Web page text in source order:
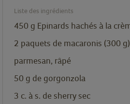
Liste des ingrédients
450 g Epinards hachés à la
2 paquets de macaronis (300 g)
parmesan, râpé
50 g de gorgonzola
3 c. à s. de sherry sec